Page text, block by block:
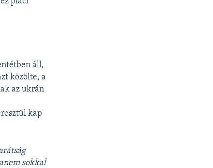
áll,
közölte, a
az ukrán
kap
sokkal